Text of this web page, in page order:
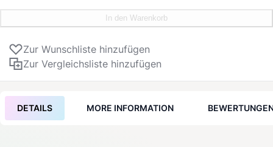
In den Warenkorb
Zur Wunschliste hinzufügen
Zur Vergleichsliste hinzufügen
DETAILS MORE INFORMATION